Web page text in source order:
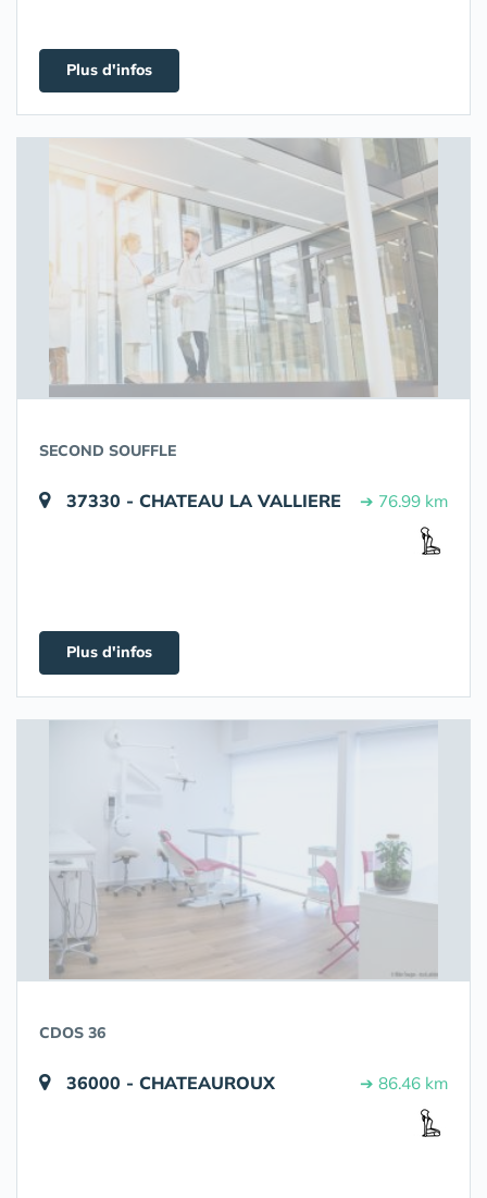
Plus d'infos
SECOND SOUFFLE
37330 - CHATEAU LA VALLIERE ➔ 76.99 km
Plus d'infos
CDOS 36
36000 - CHATEAUROUX ➔ 86.46 km